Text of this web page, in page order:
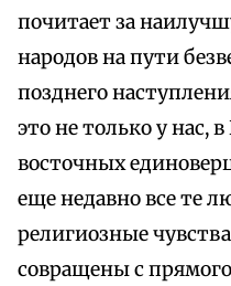
почитает за
народов на пути
позднего
это не только у нас,
восточных
еще недавно все те
религиозные
совращены с